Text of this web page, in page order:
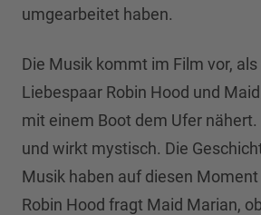
umgearbeitet haben.
Die Musik kommt im Film vor, als
Liebespaar Robin Hood und
mit einem Boot dem Ufer nähert.
und wirkt mystisch. Die
Musik haben auf diesen
Robin Hood fragt Maid Marian,